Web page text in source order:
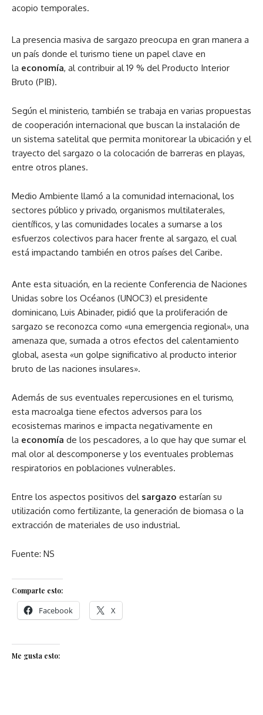
acopio temporales.
La presencia masiva de sargazo preocupa en gran manera a
un país donde el turismo tiene un papel clave en
la economía, al contribuir al 19 % del Producto Interior
Bruto (PIB).
Según el ministerio, también se trabaja en varias propuestas
de cooperación internacional que buscan la instalación de
un sistema satelital que permita monitorear la ubicación y el
trayecto del sargazo o la colocación de barreras en playas,
entre otros planes.
Medio Ambiente llamó a la comunidad internacional, los
sectores público y privado, organismos multilaterales,
científicos, y las comunidades locales a sumarse a los
esfuerzos colectivos para hacer frente al sargazo, el cual
está impactando también en otros países del Caribe.
Ante esta situación, en la reciente Conferencia de Naciones
Unidas sobre los Océanos (UNOC3) el presidente
dominicano, Luis Abinader, pidió que la proliferación de
sargazo se reconozca como «una emergencia regional», una
amenaza que, sumada a otros efectos del calentamiento
global, asesta «un golpe significativo al producto interior
bruto de las naciones insulares».
Además de sus eventuales repercusiones en el turismo,
esta macroalga tiene efectos adversos para los
ecosistemas marinos e impacta negativamente en
la economía de los pescadores, a lo que hay que sumar el
mal olor al descomponerse y los eventuales problemas
respiratorios en poblaciones vulnerables.
Entre los aspectos positivos del sargazo estarían su
utilización como fertilizante, la generación de biomasa o la
extracción de materiales de uso industrial.
Fuente: NS
Comparte esto:
Facebook X
Me gusta esto: